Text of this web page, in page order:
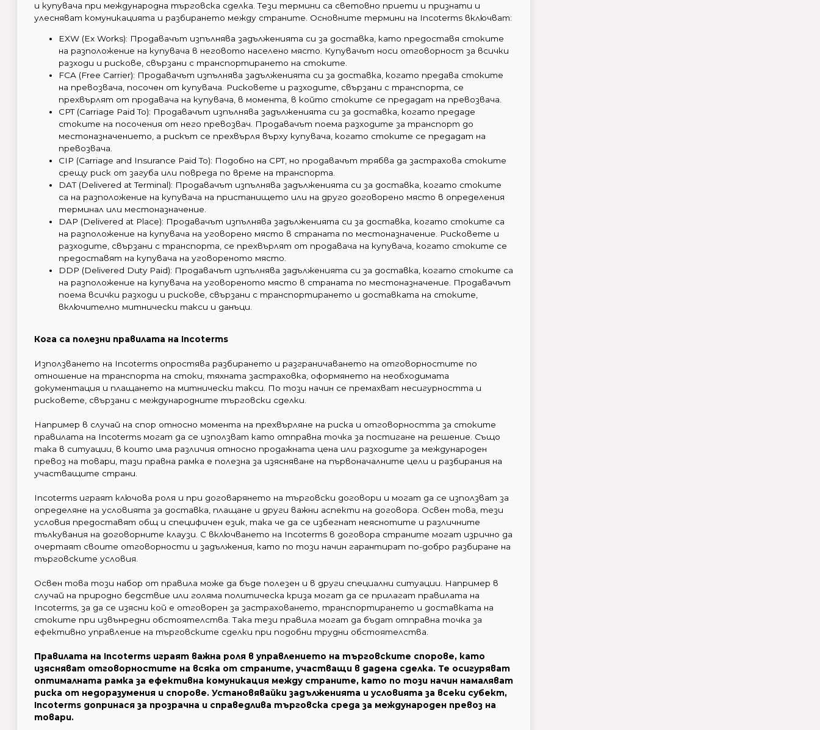
и купувача при международна търговска сделка. Тези термини са световно приети и признати и
улесняват комуникацията и разбирането между страните. Основните термини на Incoterms включват:
EXW (Ex Works): Продавачът изпълнява задълженията си за доставка, като предоставя стоките
на разположение на купувача в неговото населено място. Купувачът носи отговорност за всички
разходи и рискове, свързани с транспортирането на стоките.
FCA (Free Carrier): Продавачът изпълнява задълженията си за доставка, когато предава стоките
на превозвача, посочен от купувача. Рисковете и разходите, свързани с транспорта, се
прехвърлят от продавача на купувача, в момента, в който стоките се предадат на превозвача.
CPT (Carriage Paid To): Продавачът изпълнява задълженията си за доставка, когато предаде
стоките на посочения от него превозвач. Продавачът поема разходите за транспорт до
местоназначението, а рискът се прехвърля върху купувача, когато стоките се предадат на
превозвача.
CIP (Carriage and Insurance Paid To): Подобно на CPT, но продавачът трябва да застрахова стоките
срещу риск от загуба или повреда по време на транспорта.
DAT (Delivered at Terminal): Продавачът изпълнява задълженията си за доставка, когато стоките
са на разположение на купувача на пристанището или на друго договорено място в определения
терминал или местоназначение.
DAP (Delivered at Place): Продавачът изпълнява задълженията си за доставка, когато стоките са
на разположение на купувача на уговорено място в страната по местоназначение. Рисковете и
разходите, свързани с транспорта, се прехвърлят от продавача на купувача, когато стоките се
предоставят на купувача на уговореното място.
DDP (Delivered Duty Paid): Продавачът изпълнява задълженията си за доставка, когато стоките са
на разположение на купувача на уговореното място в страната по местоназначение. Продавачът
поема всички разходи и рискове, свързани с транспортирането и доставката на стоките,
включително митнически такси и данъци.
Кога са полезни правилата на Incoterms
Използването на Incoterms опростява разбирането и разграничаването на отговорностите по
отношение на транспорта на стоки, тяхната застраховка, оформянето на необходимата
документация и плащането на митнически такси. По този начин се премахват несигурността и
рисковете, свързани с международните търговски сделки.
Например в случай на спор относно момента на прехвърляне на риска и отговорността за стоките
правилата на Incoterms могат да се използват като отправна точка за постигане на решение. Също
така в ситуации, в които има различия относно продажната цена или разходите за международен
превоз на товари, тази правна рамка е полезна за изясняване на първоначалните цели и разбирания на
участващите страни.
Incoterms играят ключова роля и при договарянето на търговски договори и могат да се използват за
определяне на условията за доставка, плащане и други важни аспекти на договора. Освен това, тези
условия предоставят общ и специфичен език, така че да се избегнат неяснотите и различните
тълкувания на договорните клаузи. С включването на Incoterms в договора страните могат изрично да
очертаят своите отговорности и задължения, като по този начин гарантират по-добро разбиране на
търговските условия.
Освен това този набор от правила може да бъде полезен и в други специални ситуации. Например в
случай на природно бедствие или голяма политическа криза могат да се прилагат правилата на
Incoterms, за да се изясни кой е отговорен за застраховането, транспортирането и доставката на
стоките при извънредни обстоятелства. Така тези правила могат да бъдат отправна точка за
ефективно управление на търговските сделки при подобни трудни обстоятелства.
Правилата на Incoterms играят важна роля в управлението на търговските спорове, като
изясняват отговорностите на всяка от страните, участващи в дадена сделка. Те осигуряват
оптималната рамка за ефективна комуникация между страните, като по този начин намаляват
риска от недоразумения и спорове. Установявайки задълженията и условията за всеки субект,
Incoterms допринася за прозрачна и справедлива търговска среда за международен превоз на
товари.